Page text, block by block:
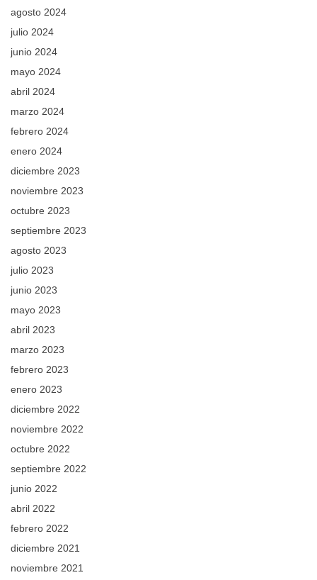
agosto 2024
julio 2024
junio 2024
mayo 2024
abril 2024
marzo 2024
febrero 2024
enero 2024
diciembre 2023
noviembre 2023
octubre 2023
septiembre 2023
agosto 2023
julio 2023
junio 2023
mayo 2023
abril 2023
marzo 2023
febrero 2023
enero 2023
diciembre 2022
noviembre 2022
octubre 2022
septiembre 2022
junio 2022
abril 2022
febrero 2022
diciembre 2021
noviembre 2021